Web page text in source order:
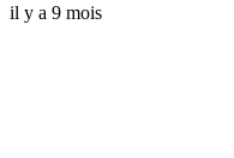
il y a 9 mois